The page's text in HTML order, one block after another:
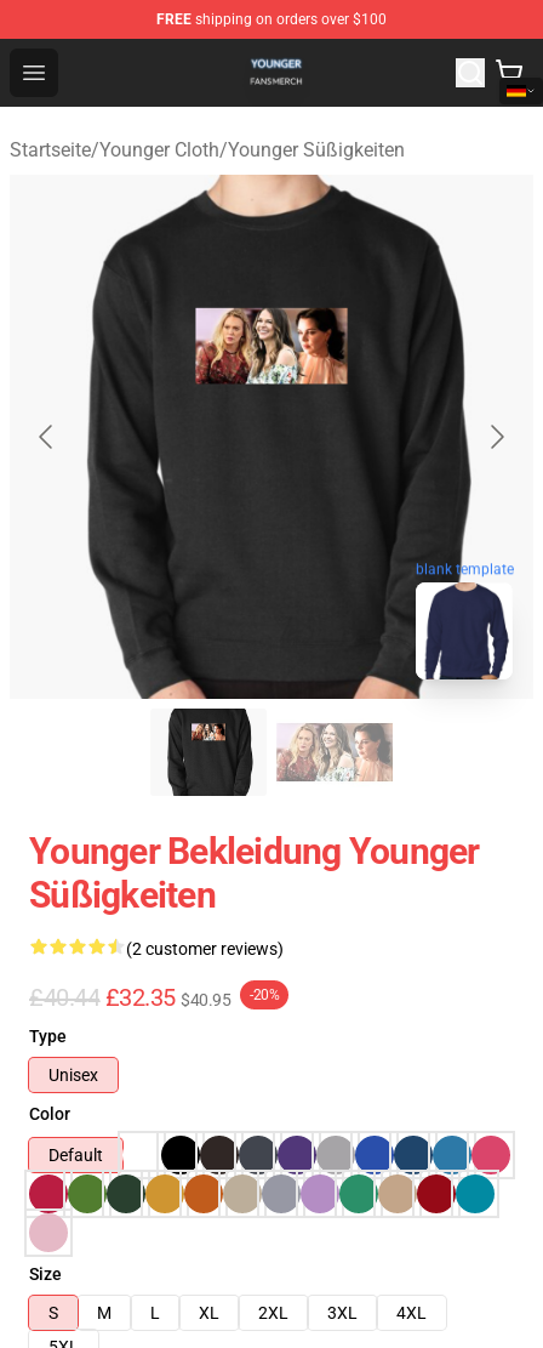
FREE shipping on orders over $100
Open menu
Younger Shop - Official Younger Merchandise Store
Startseite/Younger Cloth/Younger Süßigkeiten
blank template
Younger Bekleidung Younger
Süßigkeiten
(2 customer reviews)
£40.44 £32.35 $40.95 -20%
Type
Unisex
Color
Default
Size
S
M L XL 2XL 3XL
4XL